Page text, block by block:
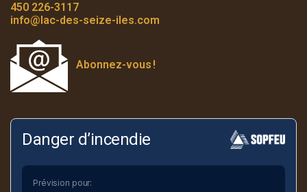
450 226-3117
info@lac-des-seize-iles.com
Abonnez-vous !
Danger d’incendie
Prévision pour: